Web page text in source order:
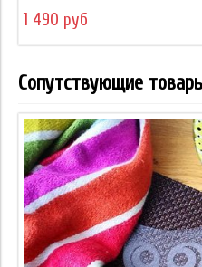
1 490 руб
Сопутствующие